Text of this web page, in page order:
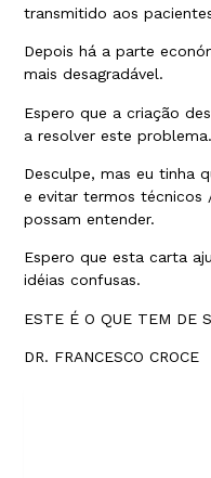
transmitido aos
Depois há a parte
mais desagradável.
Espero que a criação
a resolver este problema.
Desculpe, mas eu tinha
e evitar termos técnicos
possam entender.
Espero que esta carta
idéias confusas.
ESTE É O QUE TEM DE
DR. FRANCESCO CROCE